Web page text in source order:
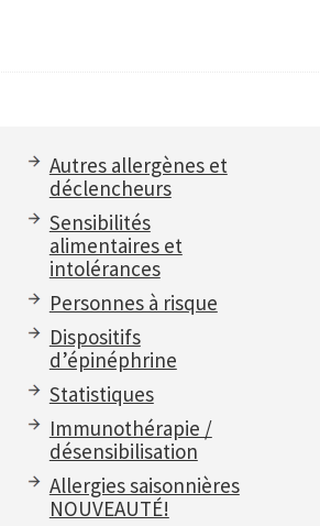
Autres allergènes et
déclencheurs
Sensibilités
alimentaires et
intolérances
Personnes à risque
Dispositifs
d’épinéphrine
Statistiques
Immunothérapie /
désensibilisation
Allergies saisonnières
NOUVEAUTÉ!